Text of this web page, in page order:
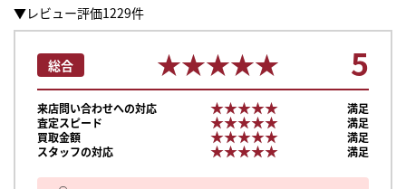
▼レビュー評価1229件
総合 ★★★★★
★★★★★ 5
来店問い合わせへの対応 ★★★★★
★★★★★
満足
査定スピード
★★★★★
★★★★★
満足
買取金額
★★★★★
★★★★★
満足
スタッフの対応
★★★★★
★★★★★ 満足